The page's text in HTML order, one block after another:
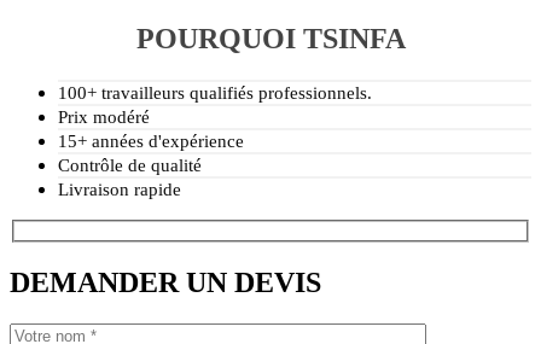
POURQUOI TSINFA
100+ travailleurs qualifiés professionnels.
Prix modéré
15+ années d'expérience
Contrôle de qualité
Livraison rapide
DEMANDER UN DEVIS